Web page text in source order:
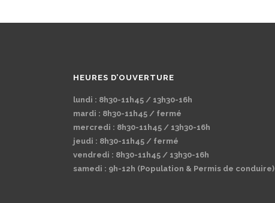
HEURES D’OUVERTURE
lundi : 8h30-11h45 / 13h30-16h
mardi : 8h30-11h45 / fermé
mercredi : 8h30-11h45 / 13h30-16h
jeudi : 8h30-11h45 / fermé
vendredi : 8h30-11h45 / 13h30-16h
samedi : 9h-12h (Population & Permis de conduire)